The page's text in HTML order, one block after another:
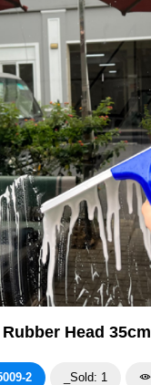
Head 35cm
2 _Sold: 1